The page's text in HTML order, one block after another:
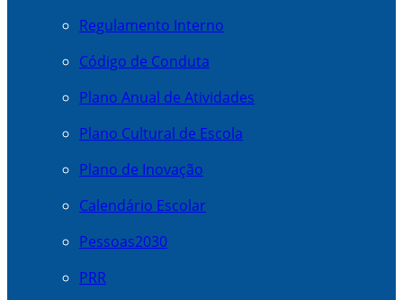
Regulamento Interno
Código de Conduta
Plano Anual de Atividades
Plano Cultural de Escola
Plano de Inovação
Calendário Escolar
Pessoas2030
PRR